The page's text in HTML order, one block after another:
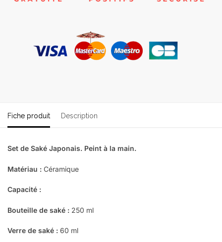
Fiche produit Description
Set de Saké Japonais. Peint à la main.
Matériau : Céramique
Capacité :
Bouteille de saké : 250 ml
Verre de saké : 60 ml